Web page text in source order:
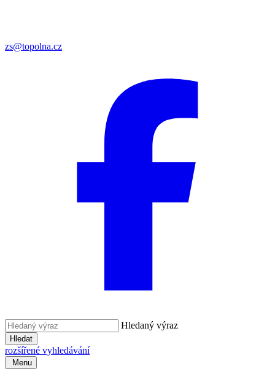
zs@topolna.cz
Hledaný výraz
Hledat
rozšířené vyhledávání
Menu